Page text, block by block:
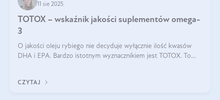
11 sie 2025
TOTOX – wskaźnik jakości suplementów omega-
3
O jakości oleju rybiego nie decyduje wyłącznie ilość kwasów
DHA i EPA. Bardzo istotnym wyznacznikiem jest TOTOX. To
CZYTAJ